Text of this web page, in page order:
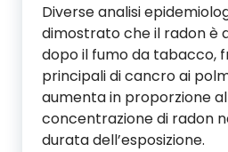
Diverse analisi
dimostrato che il radon è
dopo il fumo da tabacco,
principali di cancro ai
aumenta in proporzione
concentrazione di radon
durata dell’esposizione.